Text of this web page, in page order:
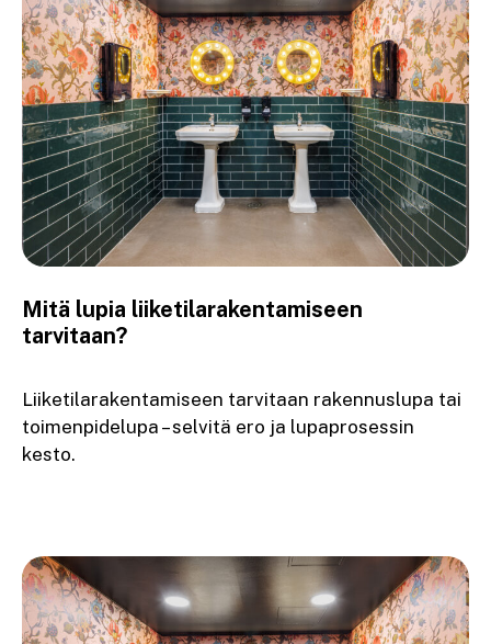
Mitä lupia liiketilarakentamiseen
tarvitaan?
Liiketilarakentamiseen tarvitaan rakennuslupa tai
toimenpidelupa – selvitä ero ja lupaprosessin
kesto.